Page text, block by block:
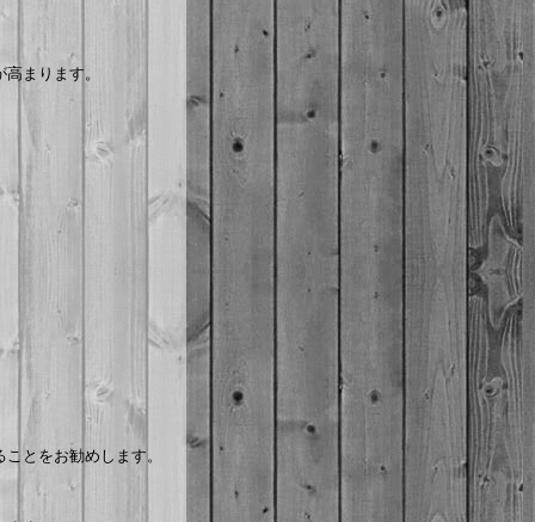
まります。
とをお勧めします。